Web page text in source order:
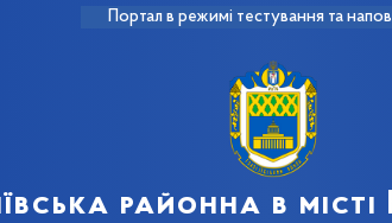
Портал в режимі тестування та
районна в